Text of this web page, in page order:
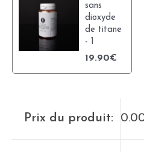
sans
dioxyde
de titane
- 1
19.90€
Prix du produit: